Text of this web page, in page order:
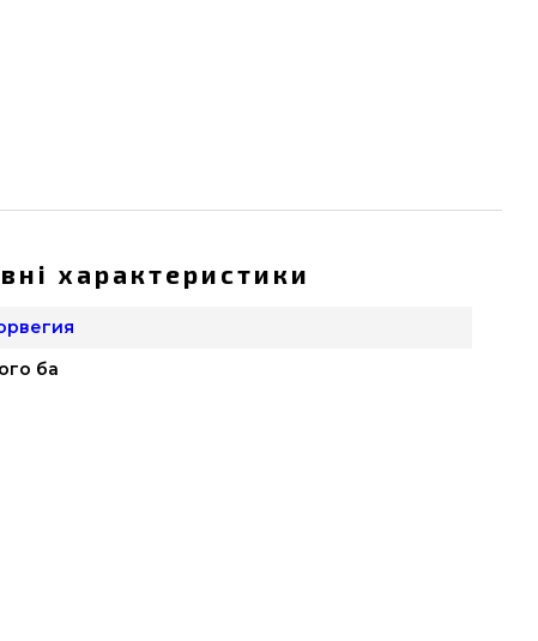
характеристики
ба